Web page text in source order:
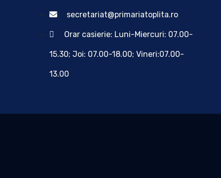
secretariat@primariatoplita.ro
Orar casierie: Luni-Miercuri: 07.00-
15.30; Joi: 07.00-18.00; Vineri:07.00-
13.00